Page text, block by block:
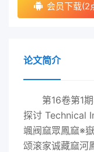
会员下载(2
论文简介
第16卷第1
探讨 Technical
颯阀窳眾鳳窳※
颂滚家诚藏窳河